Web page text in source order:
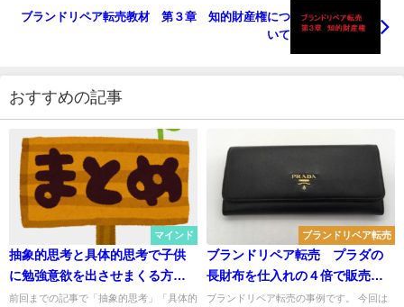
ブランドリペア転売教材 第３章 知的財産権につ
いて
おすすめの記事
マインド
抽象的思考と具体的思考で子供
に勉強意欲を出させまくる方法
（まとめ）
前回までの記事で「抽象的思考」「具体的
ブランドリペア転売
ブランドリペア転売 プラダの
長財布を仕入れの４倍で販売！
利益率６０％超え！
ブランドリペア転売の事例です。 今回は